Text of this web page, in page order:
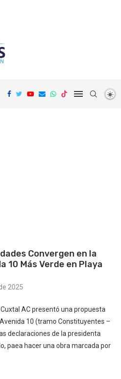
Convergen en la
10 Más Verde en Playa
2025
AC presentó una propuesta
10 (tramo Constituyentes –
declaraciones de la presidenta
paea hacer una obra marcada por